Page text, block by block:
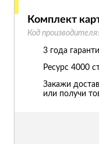
Комплект
Код производителя:
3 года
Ресурс 4000
Закажи
или получи